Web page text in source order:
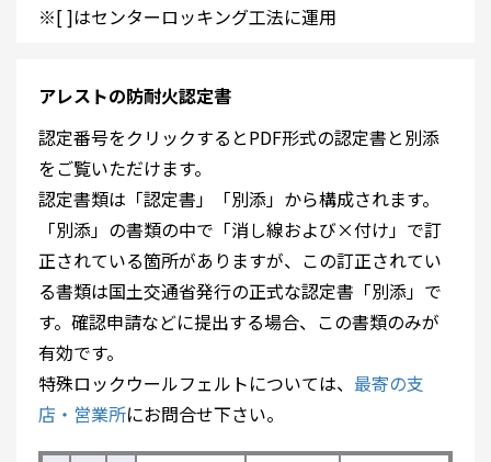
※[ ]はセンターロッキング工法に運用
アレストの防耐火認定書
認定番号をクリックするとPDF形式の認定書と別添
をご覧いただけます。
認定書類は「認定書」「別添」から構成されます。
「別添」の書類の中で「消し線および×付け」で訂
正されている箇所がありますが、この訂正されてい
る書類は国土交通省発行の正式な認定書「別添」で
す。確認申請などに提出する場合、この書類のみが
有効です。
特殊ロックウールフェルトについては、 最寄の支
店・営業所にお問合せ下さい。